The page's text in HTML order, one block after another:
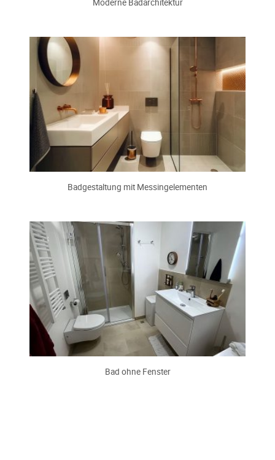
Moderne Badarchitektur
Badgestaltung mit Messingelementen
Bad ohne Fenster